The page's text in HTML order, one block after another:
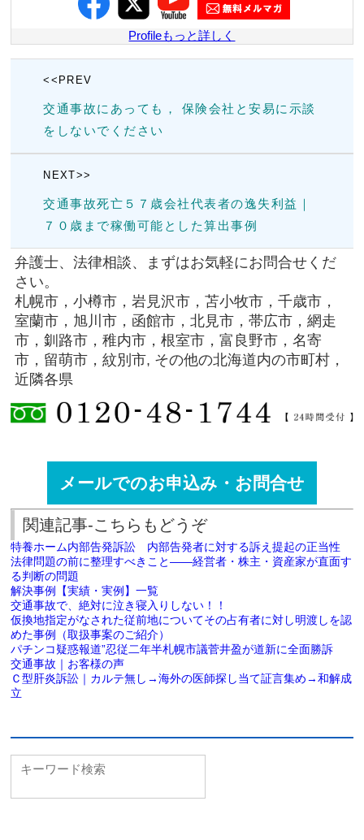
Profileもっと詳しく
<<PREV
交通事故にあっても， 保険会社と安易に示談
をしないでください
NEXT>>
交通事故死亡５７歳会社代表者の逸失利益｜
７０歳まで稼働可能とした算出事例
弁護士、法律相談、まずはお気軽にお問合せくだ
さい。
札幌市，小樽市，岩見沢市，苫小牧市，千歳市，
室蘭市，旭川市，函館市，北見市，帯広市，網走
市，釧路市，稚内市，根室市，富良野市，名寄
市，留萌市，紋別市, その他の北海道内の市町村，
近隣各県
メールでのお申込み・お問合せ
関連記事-こちらもどうぞ
特養ホーム内部告発訴訟 内部告発者に対する訴え提起の正当性
法律問題の前に整理すべきこと――経営者・株主・資産家が直面す
る判断の問題
解決事例【実績・実例】一覧
交通事故で、絶対に泣き寝入りしない！！
仮換地指定がなされた従前地についてその占有者に対し明渡しを認
めた事例（取扱事案のご紹介）
パチンコ疑惑報道”忍従二年半札幌市議菅井盈が道新に全面勝訴
交通事故｜お客様の声
Ｃ型肝炎訴訟｜カルテ無し→海外の医師探し当て証言集め→和解成
立